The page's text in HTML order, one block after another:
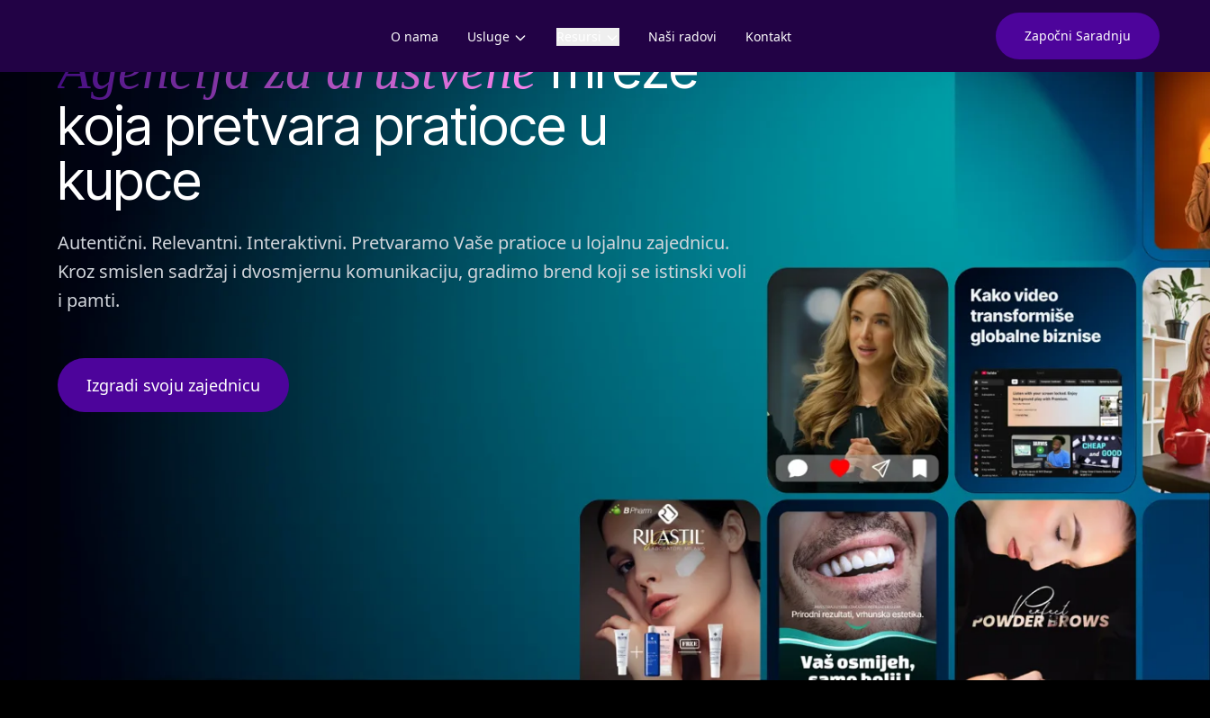
O nama Usluge Naši radovi Kontakt Započni Saradnju
Agencija za društvene mreže
koja pretvara pratioce u
kupce
Autentični. Relevantni. Interaktivni. Pretvaramo Vaše pratioce u lojalnu zajednicu.
Kroz smislen sadržaj i dvosmjernu komunikaciju, gradimo brend koji se istinski voli
i pamti.
Izgradi svoju zajednicu